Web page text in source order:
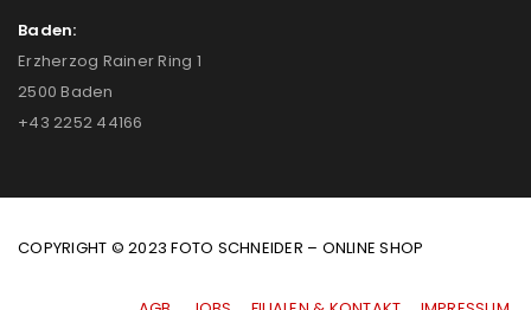
Baden:
Erzherzog Rainer Ring 1
2500 Baden
+43 2252 44166
COPYRIGHT © 2023 FOTO SCHNEIDER – ONLINE SHOP